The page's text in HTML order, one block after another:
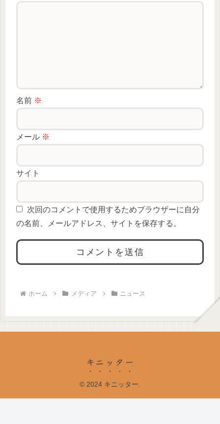
名前 ※
メール ※
サイト
次回のコメントで使用するためブラウザーに自分
の名前、メールアドレス、サイトを保存する。
ホーム メディア ニュース
キニッター
© 2024 キニッター.